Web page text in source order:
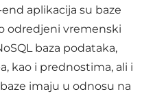
aplikacija su baze
odredjeni vremenski
baza podataka,
kao i prednostima, ali i
imaju u odnosu na